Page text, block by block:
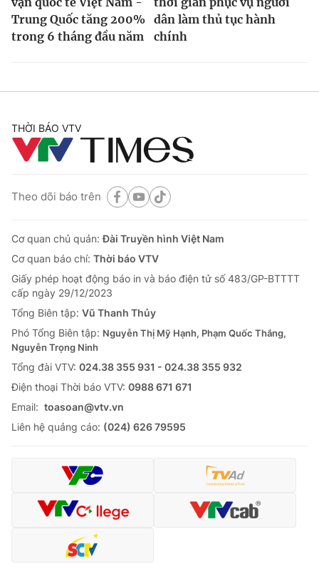
Trung Quốc tăng 200%
trong 6 tháng đầu năm
dân làm thủ tục hành
chính
THỜI BÁO VTV
Theo dõi báo trên
Cơ quan chủ quản:Đài Truyền hình Việt Nam
Cơ quan báo chí: Thời báo VTV
Giấy phép hoạt động báo in và báo điện tử số 483/GP-BTTTT
cấp ngày 29/12/2023
Tổng Biên tập: Vũ Thanh Thủy
Phó Tổng Biên tập: Nguyễn Thị Mỹ Hạnh, Phạm Quốc Thắng,
Nguyễn Trọng Ninh
Tổng đài VTV: 024.38 355 931 - 024.38 355 932
Ðiện thoại Thời báo VTV: 0988 671 671
Email: toasoan@vtv.vn
Liên hệ quảng cáo: (024) 626 79595